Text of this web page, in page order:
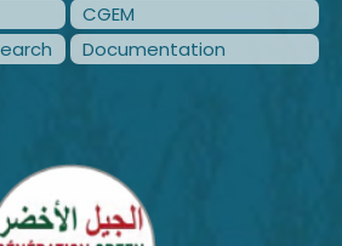
CGEM
Documentation